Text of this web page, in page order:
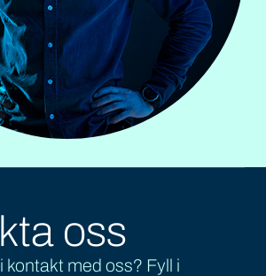
oss
kontakt med oss? Fyll i